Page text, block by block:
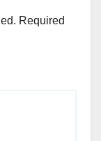
Required